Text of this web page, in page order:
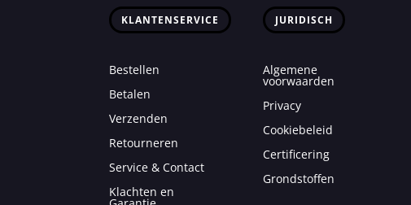
KLANTENSERVICE
Bestellen
Betalen
Verzenden
Retourneren
Service & Contact
Klachten en
JURIDISCH
Algemene
voorwaarden
Privacy
Cookiebeleid
Certificering
Grondstoffen